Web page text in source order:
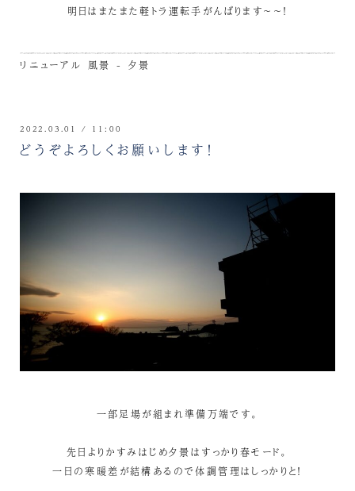
明日はまたまた軽トラ運転手がんばります～～！
リニューアル 風景 - 夕景
2022.03.01 / 11:00
どうぞよろしくお願いします！
一部足場が組まれ準備万端です。
先日よりかすみはじめ夕景はすっかり春モード。
一日の寒暖差が結構あるので体調管理はしっかりと！